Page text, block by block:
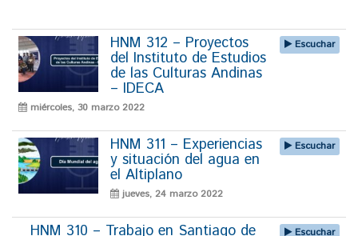
HNM 312 – Proyectos
del Instituto de Estudios
de las Culturas Andinas
– IDECA
miércoles, 30 marzo 2022
Escuchar
HNM 311 – Experiencias
y situación del agua en
el Altiplano
jueves, 24 marzo 2022
Escuchar
HNM 310 – Trabajo en Santiago de Escuchar